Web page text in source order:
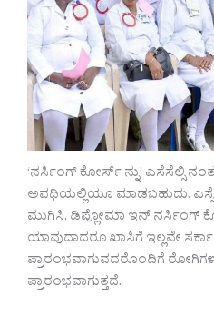
‘ನರ್ಸಿಂಗ್ ಕೋರ್ಸ್ ನ್ನು’ ಎಸೆಸೆಲ್ಸಿ
ಅವಧಿಯಲ್ಲಿಯೂ ಮಾಡಬಹುದು.
ಮುಗಿಸಿ, ಡಿಪ್ಲೋಮಾ ಇನ್ ನರ್ಸಿಂಗ್
ಯಾವುದಾದರೂ ಖಾಸಿಗೆ ಇಲ್ಲವೇ
ಪ್ರಾರಂಭವಾಗುವದರೊಂದಿಗೆ ರೋಗಿಗಳ
ಪ್ರಾರಂಭವಾಗುತ್ತದೆ.